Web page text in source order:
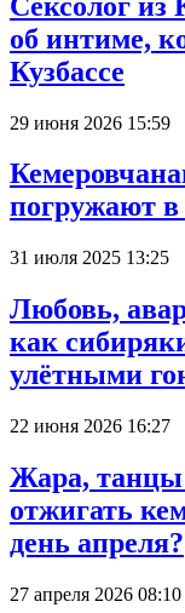
об интиме,
Кузбассе
29 июня 2026 15:59
погружают в
31 июля 2025 13:25
Любовь,
как
улётными
22 июня 2026 16:27
Жара, танцы
отжигать
день апреля?
27 апреля 2026 08:10